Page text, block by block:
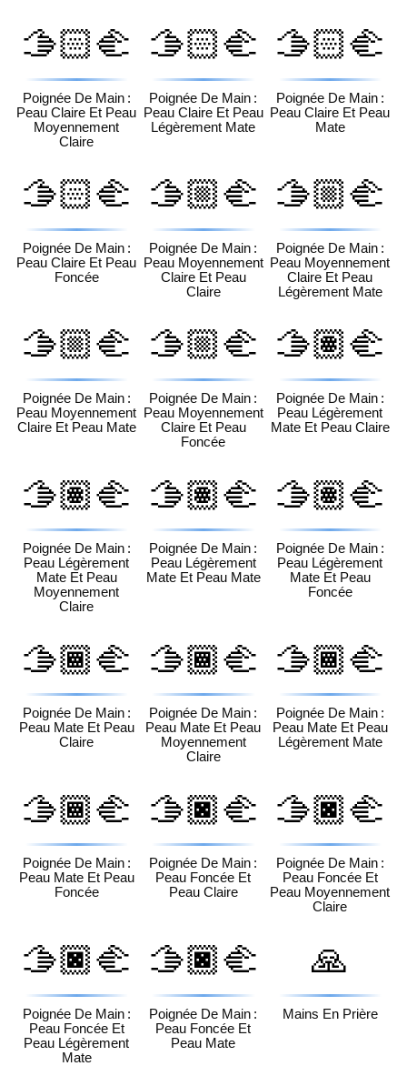
🫱🏻‍🫲
🏼
Poignée De Main :
Peau Claire Et Peau
Moyennement
Claire
🫱🏻‍🫲
🏽
Poignée De Main :
Peau Claire Et Peau
Légèrement Mate
🫱🏻‍🫲
🏾
Poignée De Main :
Peau Claire Et Peau
Mate
🫱🏻‍🫲
🏿
Poignée De Main :
Peau Claire Et Peau
Foncée
🫱🏼‍🫲
🏻
Poignée De Main :
Peau Moyennement
Claire Et Peau
Claire
🫱🏼‍🫲
🏽
Poignée De Main :
Peau Moyennement
Claire Et Peau
Légèrement Mate
🫱🏼‍🫲
🏾
Poignée De Main :
Peau Moyennement
Claire Et Peau Mate
🫱🏼‍🫲
🏿
Poignée De Main :
Peau Moyennement
Claire Et Peau
Foncée
🫱🏽‍🫲
🏻
Poignée De Main :
Peau Légèrement
Mate Et Peau Claire
🫱🏽‍🫲
🏼
Poignée De Main :
Peau Légèrement
Mate Et Peau
Moyennement
Claire
🫱🏽‍🫲
🏾
Poignée De Main :
Peau Légèrement
Mate Et Peau Mate
🫱🏽‍🫲
🏿
Poignée De Main :
Peau Légèrement
Mate Et Peau
Foncée
🫱🏾‍🫲
🏻
Poignée De Main :
Peau Mate Et Peau
Claire
🫱🏾‍🫲
🏼
Poignée De Main :
Peau Mate Et Peau
Moyennement
Claire
🫱🏾‍🫲
🏽
Poignée De Main :
Peau Mate Et Peau
Légèrement Mate
🫱🏾‍🫲
🏿
Poignée De Main :
Peau Mate Et Peau
Foncée
🫱🏿‍🫲
🏻
Poignée De Main :
Peau Foncée Et
Peau Claire
🫱🏿‍🫲
🏼
Poignée De Main :
Peau Foncée Et
Peau Moyennement
Claire
🫱🏿‍🫲
🏽
Poignée De Main :
Peau Foncée Et
Peau Légèrement
Mate
🫱🏿‍🫲
🏾
Poignée De Main :
Peau Foncée Et
Peau Mate
🙏
Mains En Prière